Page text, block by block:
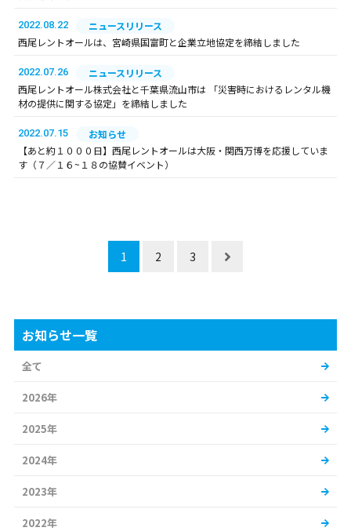
2022.08.22
ニュースリリース
西尾レントオールは、宮崎県国富町と企業立地協定を締結しました
2022.07.26
ニュースリリース
西尾レントオール株式会社と千葉県流山市は 「災害時におけるレンタル機
材の提供に関する協定」を締結しました
2022.07.15
お知らせ
【あと約１０００日】西尾レントオールは大阪・関西万博を応援していま
す（７／１６~１８の協賛イベント）
1 2 3
お知らせ一覧
全て
2026年
2025年
2024年
2023年
2022年